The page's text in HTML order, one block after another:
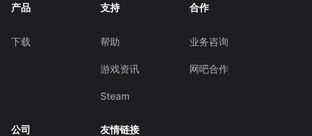
产品
下载
支持
帮助
游戏资讯
Steam
合作
业务咨询
网吧合作
公司 友情链接